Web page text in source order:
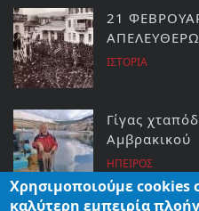
21
ΙΣΤΟΡΙΑ
Γίγας
Αμβρακικού
ΗΠΕΙΡΟΣ
Χρησιμοποιούμε cookies
καλύτερη εμπειρία